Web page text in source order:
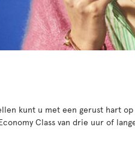
kunt u met een gerust hart
Class van drie uur of